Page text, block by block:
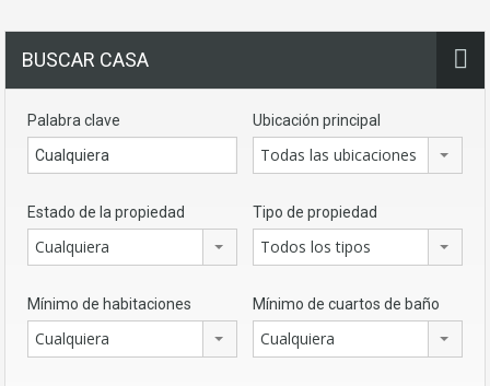
BUSCAR CASA
Palabra clave Ubicación principal
Todas las ubicaciones
Estado de la propiedad
Cualquiera
Tipo de propiedad
Todos los tipos
Mínimo de habitaciones
Cualquiera
Mínimo de cuartos de baño
Cualquiera